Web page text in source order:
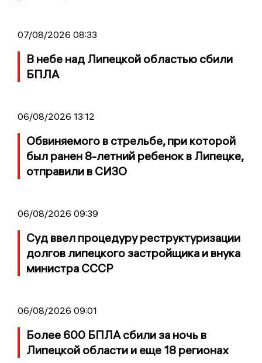
07/08/2026 08:33
В небе над Липецкой областью сбили
БПЛА
06/08/2026 13:12
Обвиняемого в стрельбе, при которой
был ранен 8-летний ребенок в Липецке,
отправили в СИЗО
06/08/2026 09:39
Суд ввел процедуру реструктуризации
долгов липецкого застройщика и внука
министра СССР
06/08/2026 09:01
Более 600 БПЛА сбили за ночь в
Липецкой области и еще 18 регионах